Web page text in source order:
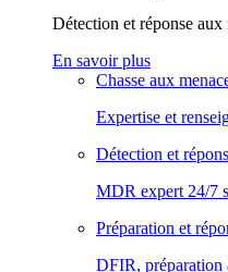
Détection et réponse aux
En savoir plus
Chasse aux
Expertise et
Détection et
MDR expert 24/7
Préparation et
DFIR, préparation